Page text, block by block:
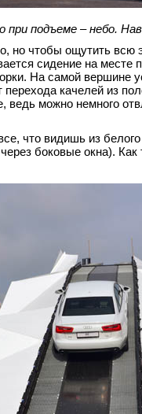
при подъеме – небо.
но чтобы ощутить всю
сидение на
На самой вершине
перехода качелей из
можно немного
что видишь из
боковые окна).